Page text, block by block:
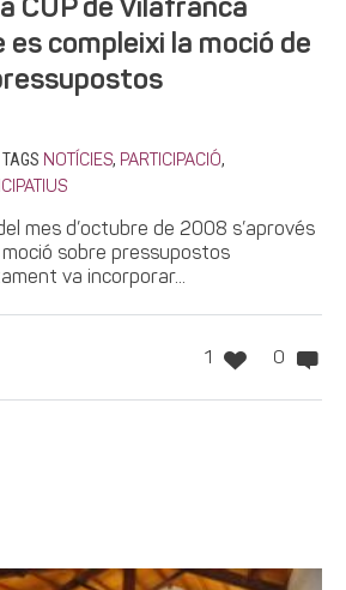
CUP de Vilafranca
es compleixi la moció de
TAGS NOTÍCIES, PARTICIPACIÓ,
mes d’octubre de 2008 s’aprovés
sobre pressupostos
va incorporar...
1 0